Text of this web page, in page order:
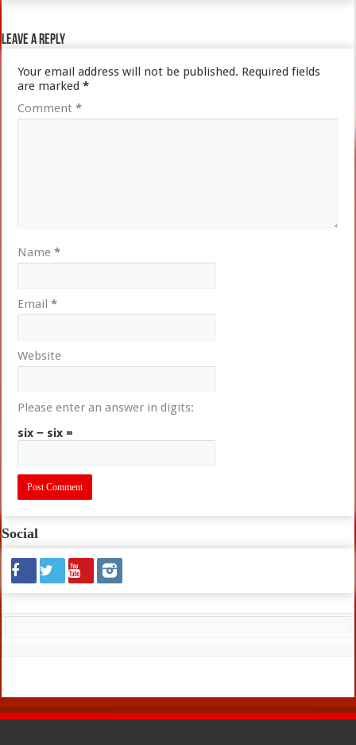
Leave a Reply
Your email address will not be published. Required fields
are marked*
Comment*
Name*
Email*
Website
Please enter an answer in digits:
six − six =
Social